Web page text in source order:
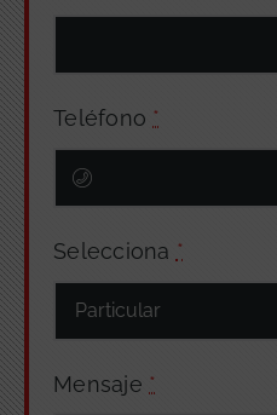
Teléfono *
Selecciona *
Mensaje *